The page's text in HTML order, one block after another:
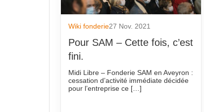
Wiki fonderie27 Nov. 2021
Pour SAM – Cette fois, c’est
fini.
Midi Libre – Fonderie SAM en Aveyron :
cessation d’activité immédiate décidée
pour l’entreprise ce […]